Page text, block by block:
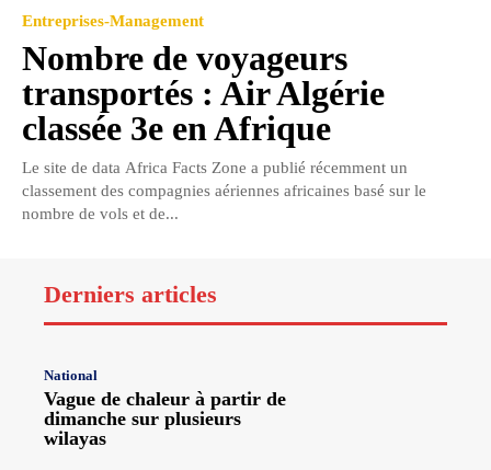
Entreprises-Management
Nombre de voyageurs
transportés : Air Algérie
classée 3e en Afrique
Le site de data Africa Facts Zone a publié récemment un
classement des compagnies aériennes africaines basé sur le
nombre de vols et de...
Derniers articles
National
Vague de chaleur à partir de
dimanche sur plusieurs
wilayas